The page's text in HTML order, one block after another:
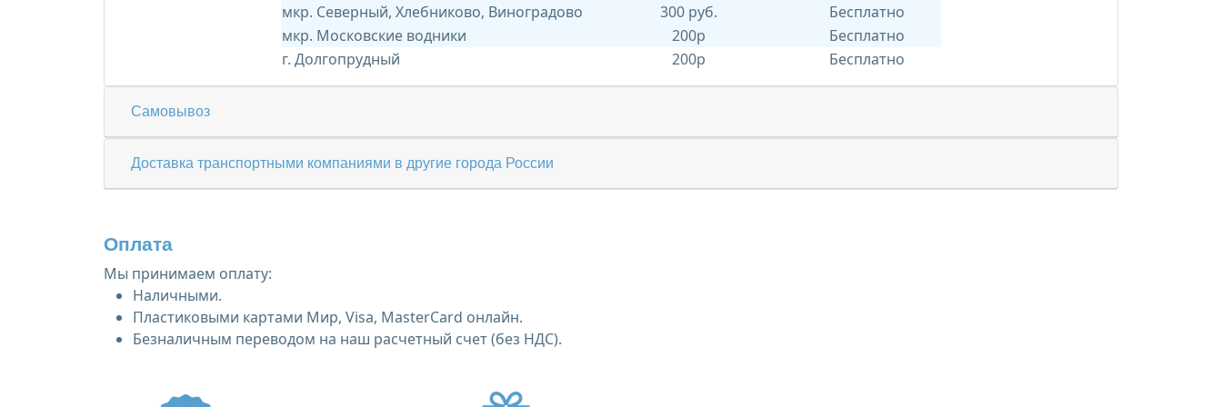
мкр. Северный, Хлебниково, Виноградово 300 руб.
Бесплатно
мкр. Московские водники
200р
Бесплатно
г. Долгопрудный
200р Бесплатно
Самовывоз
Доставка транспортными компаниями в другие города России
Оплата
Мы принимаем оплату:
Наличными.
Пластиковыми картами Мир, Visa, MasterCard онлайн.
Безналичным переводом на наш расчетный счет (без НДС).